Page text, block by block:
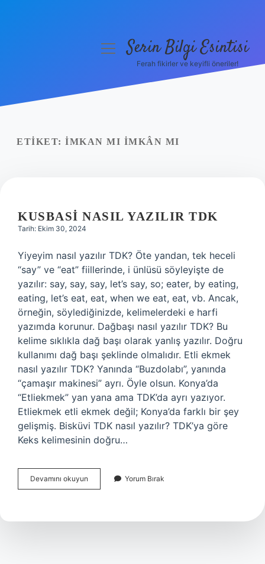
Yasal Uyarı
menüyüSerin Bilgi Esintisi
Ferah fikirler ve keyifli öneriler!
ETIKET: İMKAN MI IMKÂN MI
KUSBASI NASIL YAZILIR TDK
Tarih: Ekim 30, 2024
Yiyeyim nasıl yazılır TDK? Öte yandan, tek heceli
“say” ve “eat” fiillerinde, i ünlüsü söyleyişte de
yazılır: say, say, say, let’s say, so; eater, by eating,
eating, let’s eat, eat, when we eat, eat, vb. Ancak,
örneğin, söylediğinizde, kelimelerdeki e harfi
yazımda korunur. Dağbaşı nasıl yazılır TDK? Bu
kelime sıklıkla dağ başı olarak yanlış yazılır. Doğru
kullanımı dağ başı şeklinde olmalıdır. Etli ekmek
nasıl yazılır TDK? Yanında “Buzdolabı”, yanında
“çamaşır makinesi” ayrı. Öyle olsun. Konya’da
“Etliekmek” yan yana ama TDK’da ayrı yazıyor.
Etliekmek etli ekmek değil; Konya’da farklı bir şey
gelişmiş. Bisküvi TDK nasıl yazılır? TDK’ya göre
Keks kelimesinin doğru…
Devamını okuyun
Nasıl
Yorum Bırak